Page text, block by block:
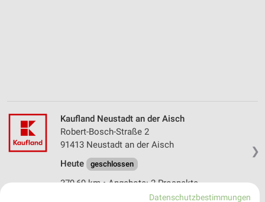
❯
Kaufland Neustadt an der Aisch
Robert-Bosch-Straße 2
91413 Neustadt an der Aisch
Heute
geschlossen
379,69 km • Angebote: 2 Prospekte
Datenschutzbestimmungen